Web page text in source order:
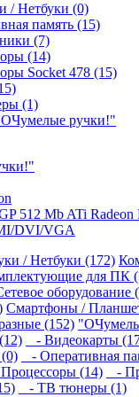
/ Нетбуки (0)
память (15)
(7)
(14)
Socket 478 (15)
(1)
ручки!"
512 Mb ATi
DVI/VGA
/ Нетбуки (172)
для ПК
оборудование
Смартфоны /
(152)
- Видеокарты
- Оперативная
(14)
-
- ТВ тюнеры (1)